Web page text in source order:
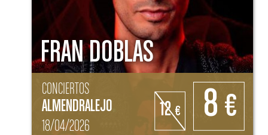
FRAN DOBLAS
CONCIERTOS
ALMENDRALEJO
18/04/2026
12€ 8 €